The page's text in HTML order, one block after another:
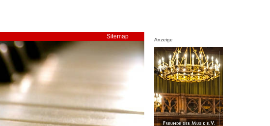
Sitemap Anzeige